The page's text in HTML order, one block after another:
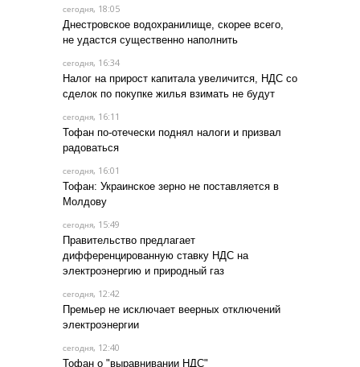
сегодня, 18:05
Днестровское водохранилище, скорее всего,
не удастся существенно наполнить
сегодня, 16:34
Налог на прирост капитала увеличится, НДС со
сделок по покупке жилья взимать не будут
сегодня, 16:11
Тофан по-отечески поднял налоги и призвал
радоваться
сегодня, 16:01
Тофан: Украинское зерно не поставляется в
Молдову
сегодня, 15:49
Правительство предлагает
дифференцированную ставку НДС на
электроэнергию и природный газ
сегодня, 12:42
Премьер не исключает веерных отключений
электроэнергии
сегодня, 12:40
Тофан о "выравнивании НДС"